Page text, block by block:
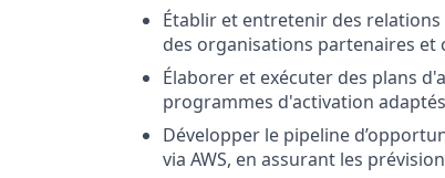
Établir et entretenir des
des organisations partenaires et
Élaborer et exécuter des plans
programmes d'activation
Développer le pipeline
via AWS, en assurant les